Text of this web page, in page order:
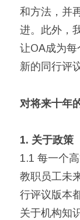
和方法，并
进。此外，
让OA成为
新的同行评
对将来十年
1. 关于政策
1.1 每一个
教职员工未
行评议版本
关于机构知